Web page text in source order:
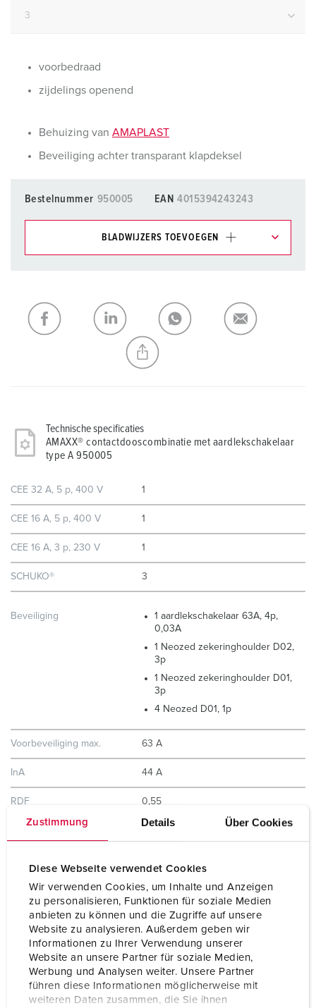
Zustimmung Details Über Cookies
Diese Webseite verwendet Cookies
Wir verwenden Cookies, um Inhalte und Anzeigen
zu personalisieren, Funktionen für soziale Medien
anbieten zu können und die Zugriffe auf unsere
Website zu analysieren. Außerdem geben wir
Informationen zu Ihrer Verwendung unserer
Website an unsere Partner für soziale Medien,
Werbung und Analysen weiter. Unsere Partner
führen diese Informationen möglicherweise mit
weiteren Daten zusammen, die Sie ihnen
voorbedraad
zijdelings openend
Behuizing van AMAPLAST
Beveiliging achter transparant klapdeksel
Bestelnummer 950005 EAN 4015394243243
BLADWIJZERS TOEVOEGEN
Mijn lijst TOEVOEGEN
NIEUW LIJST MAKEN
Technische specificaties
AMAXX® contactdooscombinatie met aardlekschakelaar
type A 950005
CEE 32 A, 5 p, 400 V 1
CEE 16 A, 5 p, 400 V 1
CEE 16 A, 3 p, 230 V 1
SCHUKO® 3
Beveiliging
1 aardlekschakelaar 63A, 4p,
0,03A
1 Neozed zekeringhoulder D02,
3p
1 Neozed zekeringhoulder D01,
3p
4 Neozed D01, 1p
Voorbeveiliging max. 63 A
InA 44 A
RDF 0,55
Aansluiting /
voor 2 kabels tot 5 x 25 mm²
Beschermingsgraad
Behuizing materiaal Kunststof
Gewicht 7500 g
Hoogte 650 mm
Breedte 225 mm